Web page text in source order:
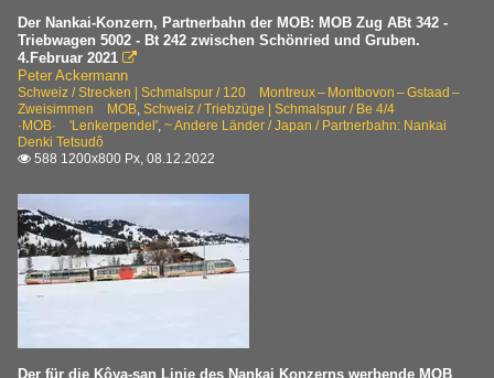
Der Nankai-Konzern, Partnerbahn der MOB: MOB Zug ABt 342 -
Triebwagen 5002 - Bt 242 zwischen Schönried und Gruben.
4.Februar 2021 
Peter Ackermann
Schweiz / Strecken | Schmalspur / 120 Montreux – Montbovon – Gstaad –
Zweisimmen MOB, Schweiz / Triebzüge | Schmalspur / Be 4/4
·MOB· 'Lenkerpendel', ~ Andere Länder / Japan / Partnerbahn: Nankai
Denki Tetsudô
 588 1200x800 Px, 08.12.2022
Der für die Kôya-san Linie des Nankai Konzerns werbende MOB